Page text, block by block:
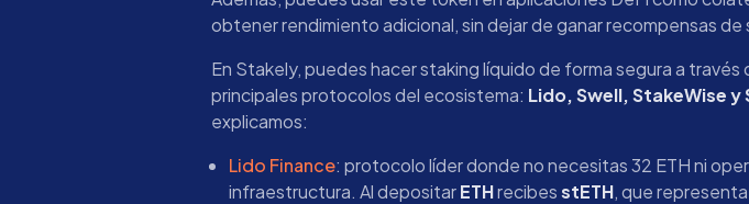
obtener rendimiento adicional, sin dejar de ganar recompensas de
En Stakely, puedes hacer staking líquido de forma segura a través
principales protocolos del ecosistema: Lido, Swell, StakeWise y
explicamos:
Lido Finance: protocolo líder donde no necesitas 32 ETH ni
infraestructura. Al depositarETHrecibesstETH, que